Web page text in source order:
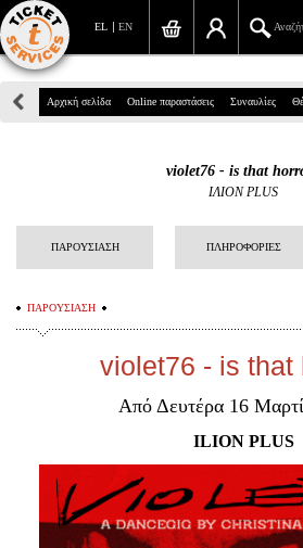
EN
EL
Πανεπιστημίου 39, Αθήνα
info@ticketservices.gr
Αναζήτηση
Σύνδεση/Εγγραφή
Αναζήτηση παραγγελίας
Προσωπικά Δεδομένα
Πληροφορίες
Είσοδος διαχειριστή
Αρχική σελίδα Online παραστάσεις Συναυλίες
violet76 - is that
ΙΛΙΟΝ PLUS
ΠΑΡΟΥΣΙΑΣΗ ΠΛΗΡΟΦΟΡΙΕΣ
ΠΑΡΟΥΣΙΑΣΗ
violet76 - is that
Από Δευτέρα 16
ILION PLUS